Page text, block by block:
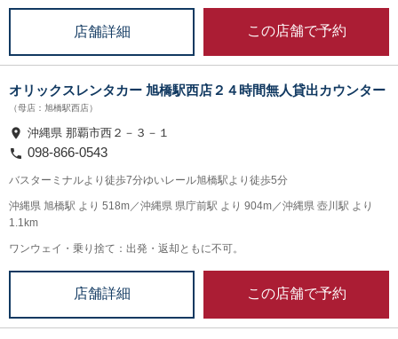
店舗詳細 この店舗で予約
オリックスレンタカー 旭橋駅西店２４時間無人貸出カウンター
（母店：旭橋駅西店）
沖縄県 那覇市西２－３－１
098-866-0543
バスターミナルより徒歩7分ゆいレール旭橋駅より徒歩5分
沖縄県 旭橋駅 より 518m／沖縄県 県庁前駅 より 904m／沖縄県 壺川駅 より
1.1km
ワンウェイ・乗り捨て：出発・返却ともに不可。
店舗詳細 この店舗で予約